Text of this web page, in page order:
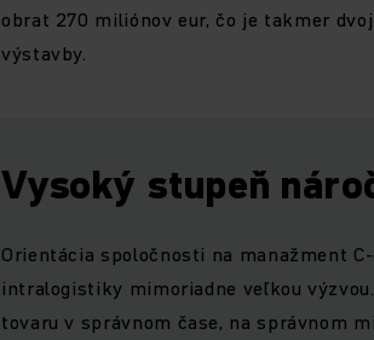
obrat 270 miliónov eur, čo je takmer
výstavby.
Vysoký stupeň
Orientácia spoločnosti na manažment
intralogistiky mimoriadne veľkou
tovaru v správnom čase, na správnom